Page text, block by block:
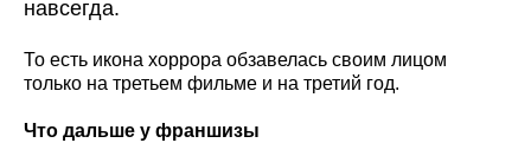
навсегда.
То есть икона хоррора обзавелась своим лицом
только на третьем фильме и на третий год.
Что дальше у франшизы